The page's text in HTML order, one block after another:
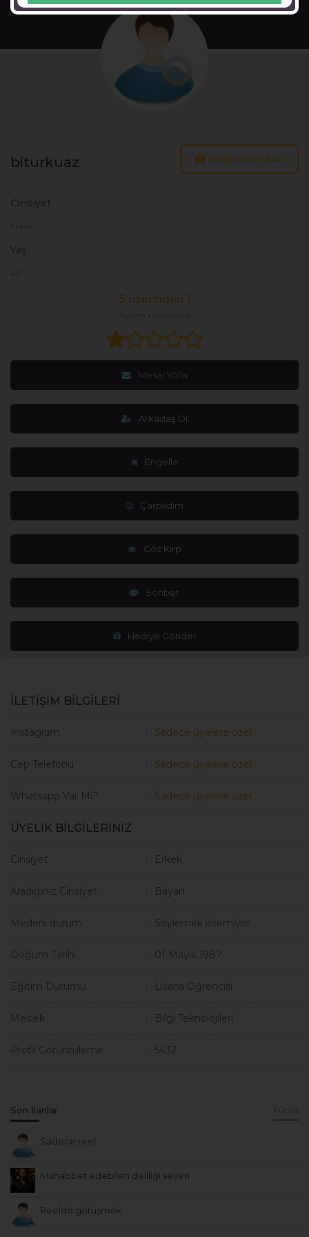
biturkuaz Resimlerine Bak
Cinsiyet
Erkek
Yaş
40
5 üzerinden 1
Mesaj Yolla
Arkadaş Ol
Engelle
Çarpıldım
Göz Kırp
Sohbet
Hediye Gönder
İLETİŞİM BİLGİLERİ
Instagram Sadece üyelere özel
Cep Telefonu Sadece üyelere özel
Whatsapp Var Mı? Sadece üyelere özel
ÜYELİK BİLGİLERİNİZ
Cinsiyet Erkek
Aradığınız Cinsiyet Bayan
Medeni durum Söylemek istemiyor
Doğum Tarihi 01 Mayis 1987
Eğitim Durumu Lisans Öğrencisi
Meslek Bilgi Teknolojileri
Profil Görüntüleme 5432
Son İlanlar
Sadece reel
Muhabbet edebilen deliliği seven
Reelde görüşmek